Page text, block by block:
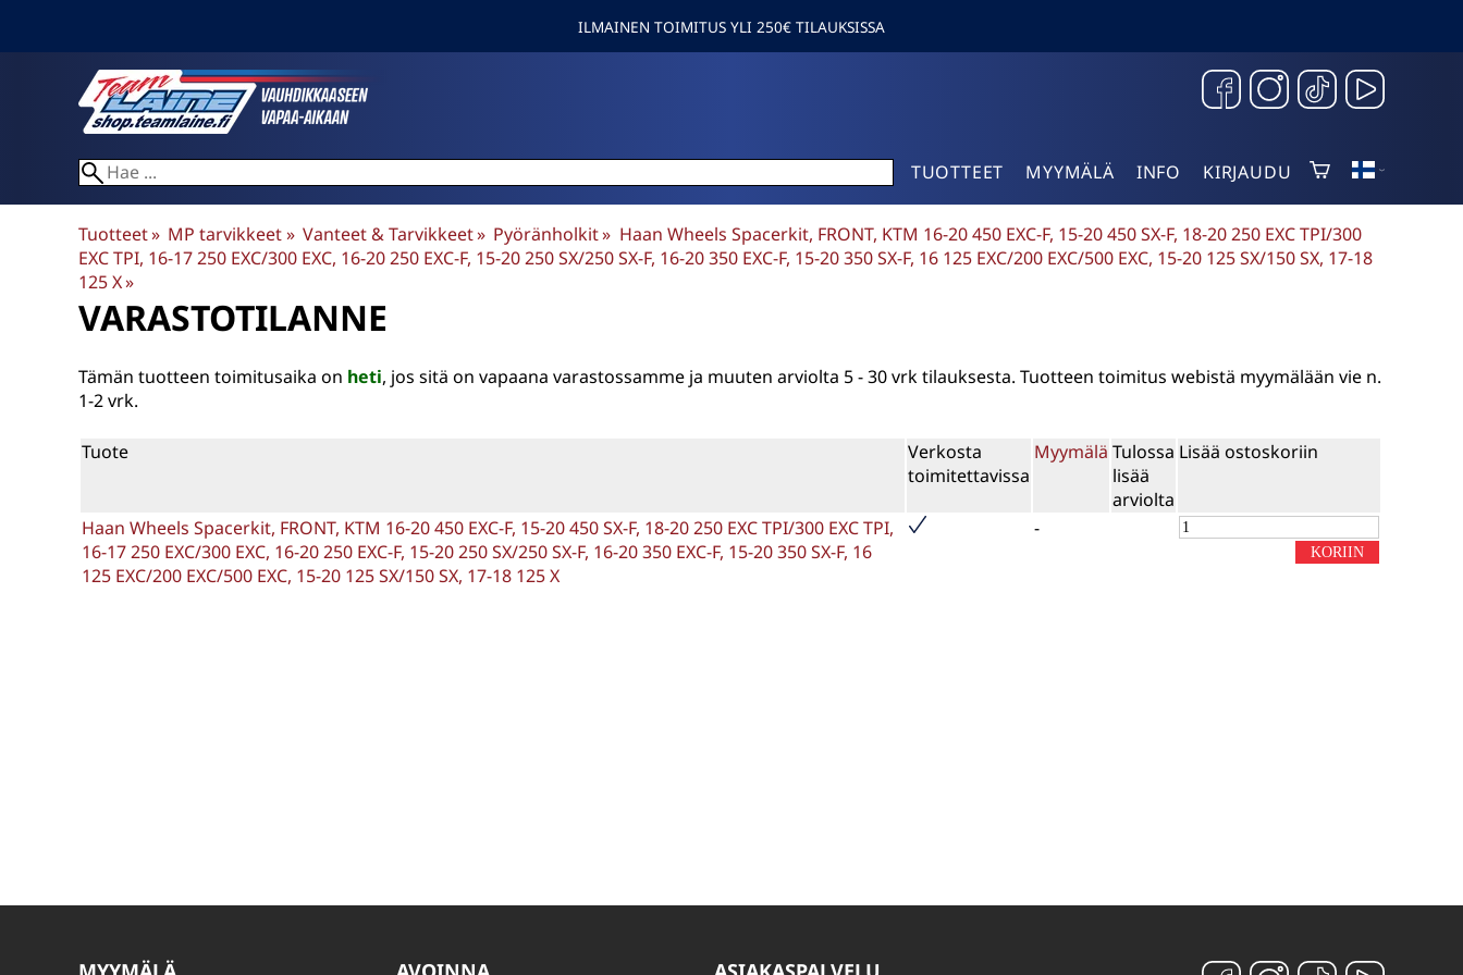
ILMAINEN TOIMITUS YLI 250€ TILAUKSISSA
TUOTTEET MYYMÄLÄ INFO KIRJAUDU
Tuotteet‪» MP tarvikkeet‪» Vanteet & Tarvikkeet‪» Pyöränholkit‪» Haan Wheels Spacerkit, FRONT, KTM 16-20 450 EXC-F, 15-20 450 SX-F, 18-20 250 EXC TPI/300
EXC TPI, 16-17 250 EXC/300 EXC, 16-20 250 EXC-F, 15-20 250 SX/250 SX-F, 16-20 350 EXC-F, 15-20 350 SX-F, 16 125 EXC/200 EXC/500 EXC, 15-20 125 SX/150 SX, 17-18
125 X‪»
VARASTOTILANNE
Tämän tuotteen toimitusaika on heti, jos sitä on vapaana varastossamme ja muuten arviolta 5 - 30 vrktilauksesta. Tuotteen toimitus webistä myymälään vie n.
1-2 vrk.
Tuote
Verkosta
toimitettavissa
Myymälä Tulossa
lisää
arviolta
Lisää ostoskoriin
Haan Wheels Spacerkit, FRONT, KTM 16-20 450 EXC-F, 15-20 450 SX-F, 18-20 250 EXC TPI/300 EXC TPI,
16-17 250 EXC/300 EXC, 16-20 250 EXC-F, 15-20 250 SX/250 SX-F, 16-20 350 EXC-F, 15-20 350 SX-F, 16
125 EXC/200 EXC/500 EXC, 15-20 125 SX/150 SX, 17-18 125 X
-